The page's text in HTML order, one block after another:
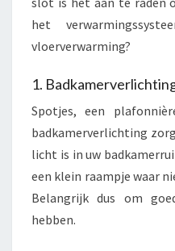
het
vloerverwarming?
1.
Spotjes, een
badkamerverlichting
licht is in uw
een klein raampje waar
Belangrijk dus om
hebben.